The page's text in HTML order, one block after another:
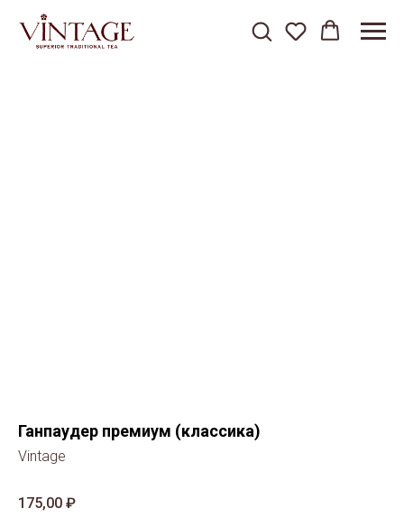
Ганпаудер премиум (классика)
Vintage
175,00 ₽